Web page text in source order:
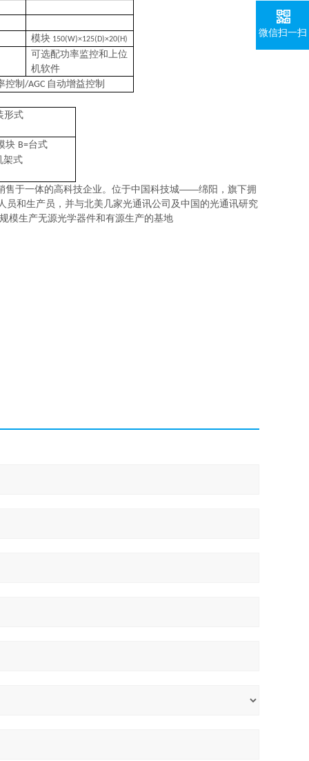
模块 150(W)×125(D)×20(H)
可选配功率监控和上位
机软件
控制 /AGC 自动增益控制
形式
块 B=台式
架式
售于一体的高科技企业。位于中国科技城——绵阳，旗下拥
和生产员，并与北美几家光通讯公司及中国的光通讯研究
模生产无源光学器件和有源生产的基地
微信扫一扫